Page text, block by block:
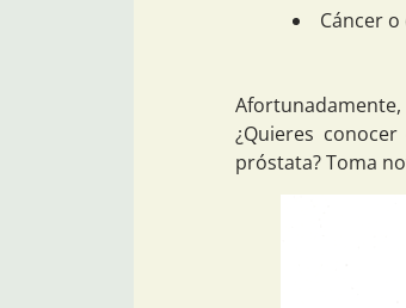
Cáncer
¿Quieres
próstata? Toma